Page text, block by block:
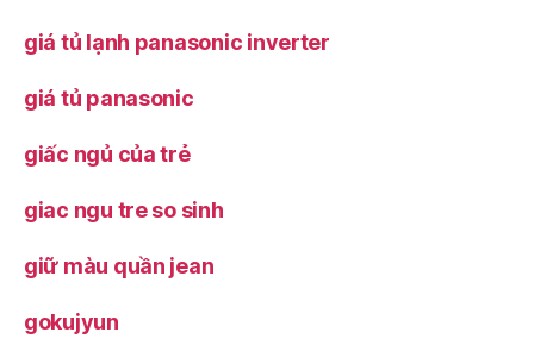
giá tủ lạnh panasonic inverter
giá tủ panasonic
giấc ngủ của trẻ
giac ngu tre so sinh
giữ màu quần jean
gokujyun